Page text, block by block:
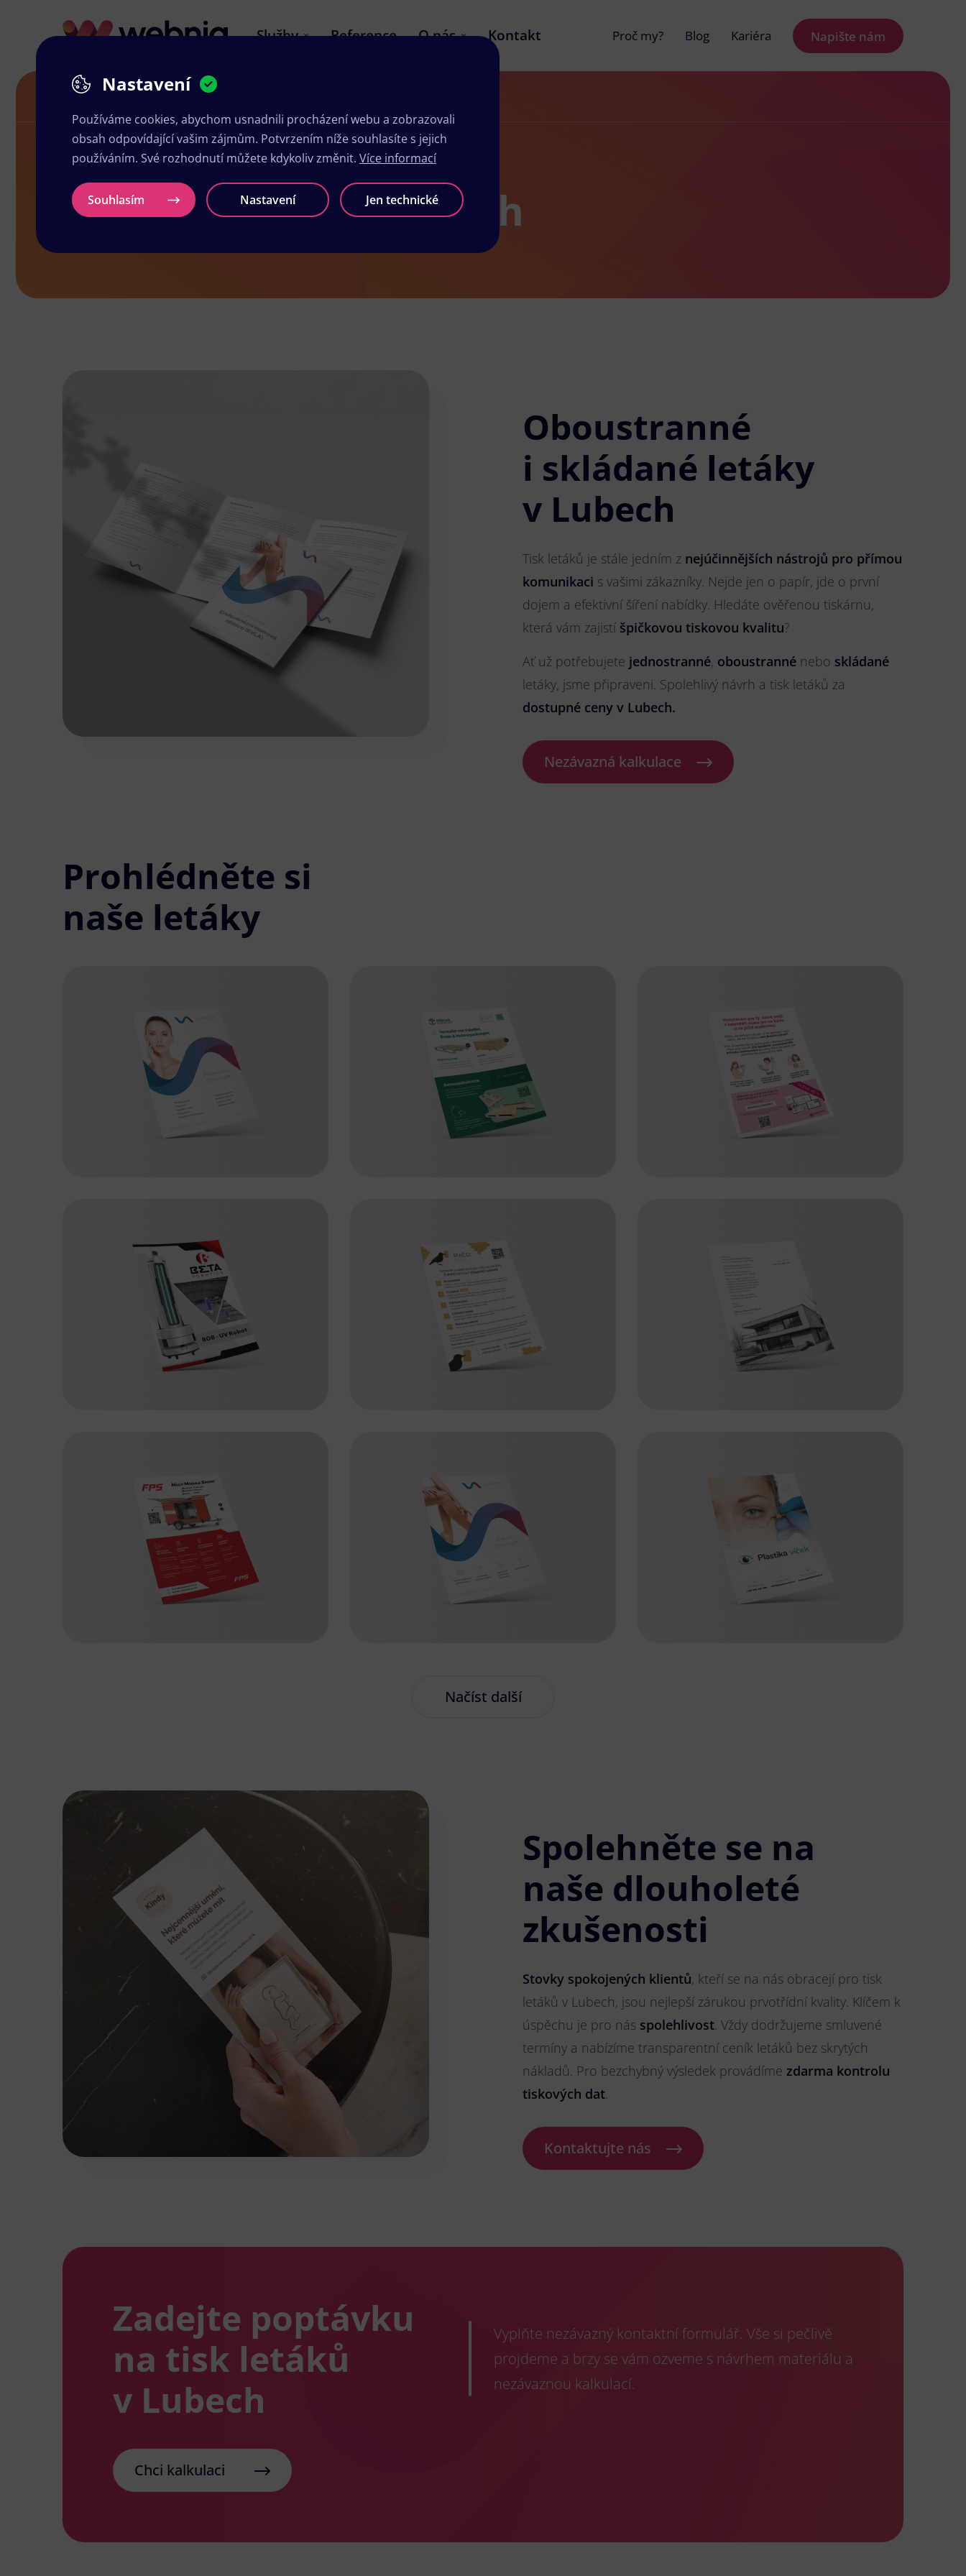
Služby Reference O nás Kontakt Proč my? Blog Kariéra Napište nám
Návrh letáků v Lubech
Návrh letáků v Lubech
Oboustranné
i skládané letáky
v Lubech
Tisk letáků je stále jedním z nejúčinnějších nástrojů pro přímou
komunikaci s vašimi zákazníky. Nejde jen o papír, jde o první
dojem a efektivní šíření nabídky. Hledáte ověřenou tiskárnu,
která vám zajistí špičkovou tiskovou kvalitu?
Ať už potřebujete jednostranné, oboustranné nebo skládané
letáky, jsme připraveni. Spolehlivý návrh a tisk letáků za
dostupné ceny v Lubech.
Nezávazná kalkulace
Prohlédněte si
naše letáky
Načíst další
Spolehněte se na
naše dlouholeté
zkušenosti
Stovky spokojených klientů, kteří se na nás obracejí pro tisk
letáků v Lubech, jsou nejlepší zárukou prvotřídní kvality. Klíčem k
úspěchu je pro nás spolehlivost. Vždy dodržujeme smluvené
termíny a nabízíme transparentní ceník letáků bez skrytých
nákladů. Pro bezchybný výsledek provádíme zdarma kontrolu
tiskových dat.
Kontaktujte nás
Zadejte poptávku
na tisk letáků
v Lubech
Vyplňte nezávazný kontaktní formulář. Vše si pečlivě
projdeme a brzy se vám ozveme s návrhem materiálu a
nezávaznou kalkulací.
Chci kalkulaci
Nastavení
Používáme cookies, abychom usnadnili procházení webu a zobrazovali
obsah odpovídající vašim zájmům. Potvrzením níže souhlasíte s jejich
používáním. Své rozhodnutí můžete kdykoliv změnit. Více informací
Souhlasím Nastavení Jen technické